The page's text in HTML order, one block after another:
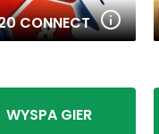
CONNECT
WYSPA GIER